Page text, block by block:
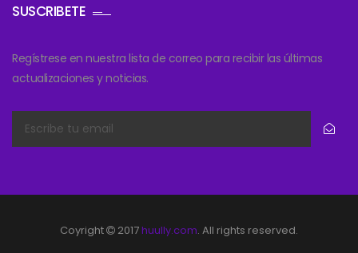
SUSCRIBETE
Regístrese en nuestra lista de correo para recibir las últimas
actualizaciones y noticias.
Coyright 2017huully.com. All rights reserved.